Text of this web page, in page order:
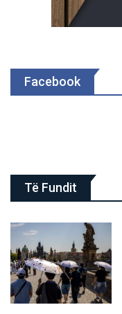
Facebook
Të Fundit